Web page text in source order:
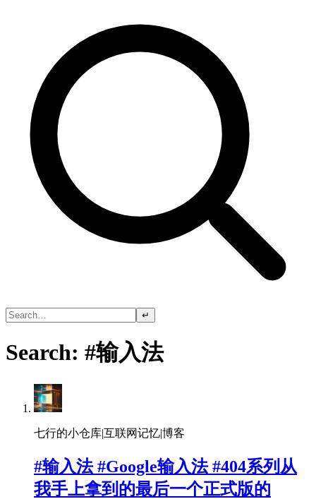
↵
Search: #输入法
七行的小仓库|互联网记忆|博客
#输入法 #Google输入法 #404系列从
我手上拿到的最后一个正式版的